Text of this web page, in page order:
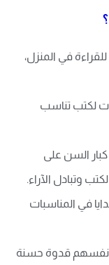
في المنزل،
لكتب تناسب
السن على
وتبادل الآراء.
في المناسبات
أنفسهم قدوة حسنة